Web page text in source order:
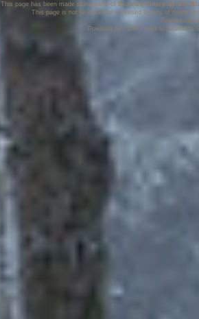
This page has been made using parts of Bioware, Interplay and
This page is not produced or endorsed by any of these
Powered by
Powered by TDRO mod by Brunhilda